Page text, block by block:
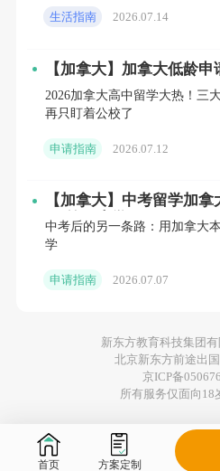
生活指南 2026.07.14
【加拿大】加拿大低龄
2026加拿大高中留学大热！三
再只盯着公校了
申请指南 2026.07.12
【加拿大】中考留学加
QS前50大学
中考后的另一条路：用加拿大
学
申请指南 2026.07.07
新东方教育科技集团
北京新东方前途出
京ICP备
所有服务仅面向18
首页 方案定制